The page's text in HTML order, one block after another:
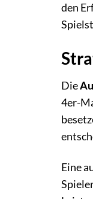
den
Die
4er-
Eine